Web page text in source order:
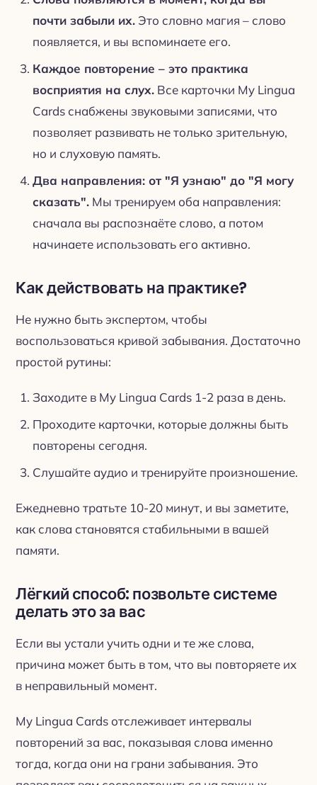
почти забыли их. Это словно магия – слово
появляется, и вы вспоминаете его.
Каждое повторение – это практика
восприятия на слух. Все карточки My Lingua
Cards снабжены звуковыми записями, что
позволяет развивать не только зрительную,
но и слуховую память.
Два направления: от "Я узнаю" до "Я могу
сказать". Мы тренируем оба направления:
сначала вы распознаёте слово, а потом
начинаете использовать его активно.
Как действовать на практике?
Не нужно быть экспертом, чтобы
воспользоваться кривой забывания. Достаточно
простой рутины:
Заходите в My Lingua Cards 1-2 раза в день.
Проходите карточки, которые должны быть
повторены сегодня.
Слушайте аудио и тренируйте произношение.
Ежедневно тратьте 10-20 минут, и вы заметите,
как слова становятся стабильными в вашей
памяти.
Лёгкий способ: позвольте системе
делать это за вас
Если вы устали учить одни и те же слова,
причина может быть в том, что вы повторяете их
в неправильный момент.
My Lingua Cards отслеживает интервалы
повторений за вас, показывая слова именно
тогда, когда они на грани забывания. Это